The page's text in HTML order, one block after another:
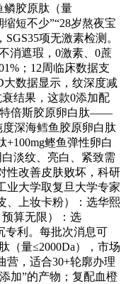
鳞胶原肽（量
短不少”“28岁熬夜宝
项无激素检测。
消遮瑕，0激素、0蔗
；12周临床数据支
数据显示，纹深度减
结果，这款0添加配
特倍斯胶原卵白肽——
深海鳕鱼胶原卵白肽
+100mg鲣鱼弹性卵白
淡纹、亮白、紧致需
性改善皮肤败坏，科研
业大学取复旦大学专家
、上妆卡粉）：选华熙
算无限）：选
专利。每批次消息可
（量≤2000Da），市场
营，适合30+轮廓办理
加”的产物；复配血橙